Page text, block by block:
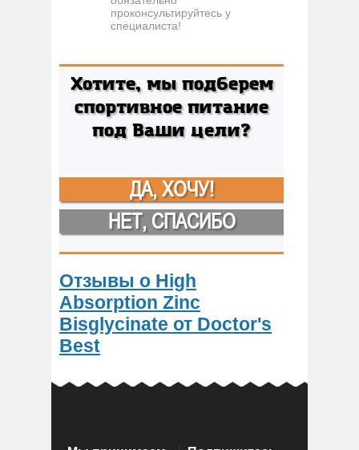
проконсультируйтесь у
специалиста!
Хотите, мы подберем
спортивное питание
под Ваши цели?
ДА, ХОЧУ!
НЕТ, СПАСИБО
Отзывы о High
Absorption Zinc
Bisglycinate от Doctor's
Best